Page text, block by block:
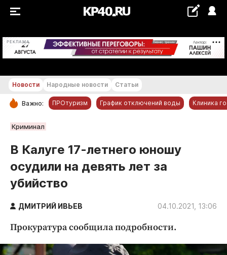
РЕКЛАМА +22...+23 °С
РУБРИКИ
Новости компаний
Статьи
Народные новости
Авто и транспорт
Криминал
Культура
Новости Народные новости Статьи
Важно: ПРОтуризм График отключений воды Клиника
Криминал
В Калуге 17-летнего юношу
осудили на девять лет за
убийство
ДМИТРИЙ ИВЬЕВ 04.10.2021, 13:06
Прокуратура сообщила подробности.